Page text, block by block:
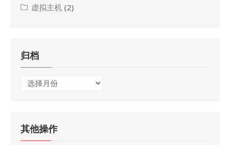
虚拟主机 (2)
归档
归
其他操作